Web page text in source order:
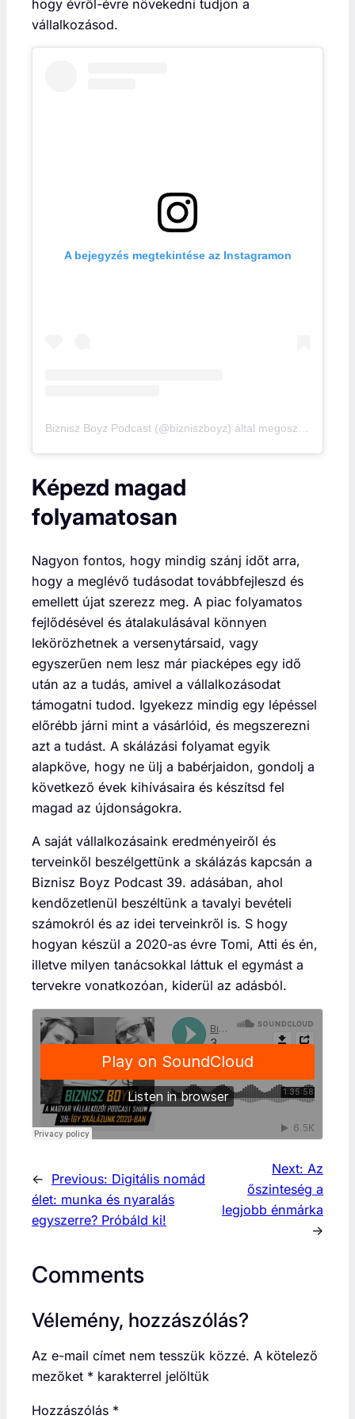
hogy évről-évre növekedni tudjon a
vállalkozásod.
A bejegyzés megtekintése az Instagramon
Biznisz Boyz Podcast (@bizniszboyz) által megosztott bejegyzés
Képezd magad
folyamatosan
Nagyon fontos, hogy mindig szánj időt arra,
hogy a meglévő tudásodat továbbfejleszd és
emellett újat szerezz meg. A piac folyamatos
fejlődésével és átalakulásával könnyen
lekörözhetnek a versenytársaid, vagy
egyszerűen nem lesz már piacképes egy idő
után az a tudás, amivel a vállalkozásodat
támogatni tudod. Igyekezz mindig egy lépéssel
előrébb járni mint a vásárlóid, és megszerezni
azt a tudást. A skálázási folyamat egyik
alapköve, hogy ne ülj a babérjaidon, gondolj a
következő évek kihívásaira és készítsd fel
magad az újdonságokra.
A saját vállalkozásaink eredményeiről és
terveinkől beszélgettünk a skálázás kapcsán a
Biznisz Boyz Podcast 39. adásában, ahol
kendőzetlenül beszéltünk a tavalyi bevételi
számokról és az idei terveinkről is. S hogy
hogyan készül a 2020-as évre Tomi, Atti és én,
illetve milyen tanácsokkal láttuk el egymást a
tervekre vonatkozóan, kiderül az adásból.
← Previous: Digitális nomád
élet: munka és nyaralás
egyszerre? Próbáld ki!
Next: Az
őszinteség a
legjobb énmárka
→
Comments
Vélemény, hozzászólás?
Az e-mail címet nem tesszük közzé. A kötelező
mezőket * karakterrel jelöltük
Hozzászólás *